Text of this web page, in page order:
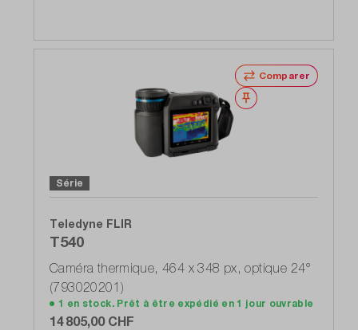
Comparer
Noter
Série
Teledyne FLIR
T540
Caméra thermique, 464 x 348 px, optique 24°
(793020201)
1 en stock. Prêt à être expédié en 1 jour ouvrable
14 805,00 CHF